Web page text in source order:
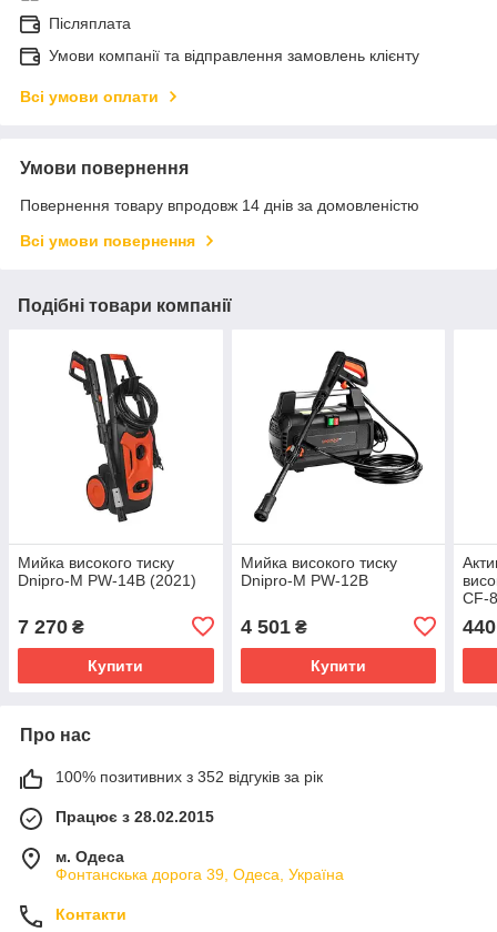
Післяплата
Умови компанії та відправлення замовлень клієнту
Всі умови оплати
Умови повернення
Повернення товару впродовж 14 днів за домовленістю
Всі умови повернення
Подібні товари компанії
Мийка високого тиску
Dnipro-M PW-14B (2021)
7 270 ₴
Купити
Мийка високого тиску
Dnipro-M PW-12B
4 501₴
Купити
CF-
440
Про нас
100% позитивних з 352 відгуків за рік
Працює з 28.02.2015
м. Одеса
Фонтанскька дорога 39, Одеса, Україна
Контакти